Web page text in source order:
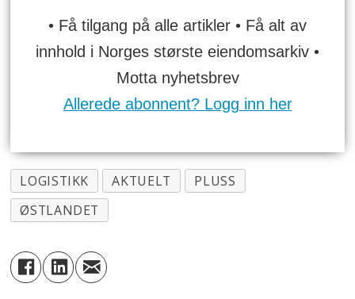
• Få tilgang på alle artikler • Få alt av
innhold i Norges største eiendomsarkiv •
Motta nyhetsbrev
Allerede abonnent? Logg inn her
LOGISTIKK AKTUELT
PLUSS
ØSTLANDET